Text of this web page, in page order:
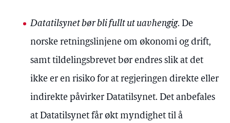
Datatilsynet bør bli fullt ut uavhengig. De
norske retningslinjene om økonomi og drift,
samt tildelingsbrevet bør endres slik at det
ikke er en risiko for at regjeringen direkte eller
indirekte påvirker Datatilsynet. Det anbefales
at Datatilsynet får økt myndighet til å